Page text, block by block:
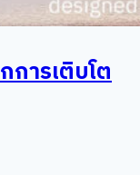
การเติบโต